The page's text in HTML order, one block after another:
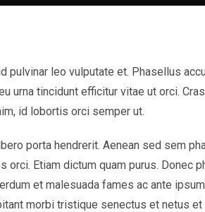
pulvinar leo vulputate et. Phasellus
urna tincidunt efficitur vitae ut orci.
id lobortis orci semper ut.
porta hendrerit. Aenean sed sem
orci. Etiam dictum quam purus. Donec
et malesuada fames ac ante
morbi tristique senectus et netus